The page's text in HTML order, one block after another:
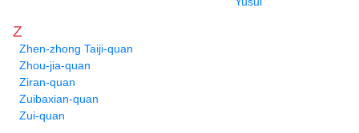
Z
Zhen-zhong Taiji-quan
Zhou-jia-quan
Ziran-quan
Zuibaxian-quan
Zui-quan